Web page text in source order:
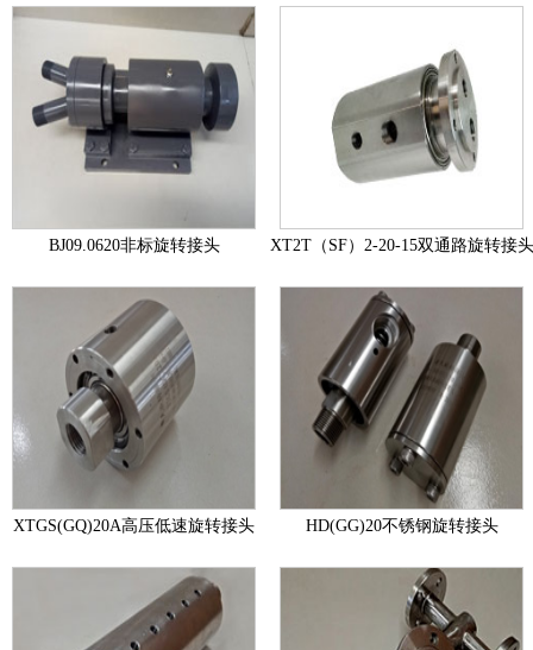
BJ09.0620非标旋转接头 XT2T（SF）2-20-15双通路旋转接头
XTGS(GQ)20A高压低速旋转接头 HD(GG)20不锈钢旋转接头